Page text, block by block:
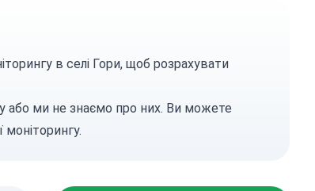
в селі Гори, щоб розрахувати
або ми не знаємо про них. Ви можете
моніторингу.